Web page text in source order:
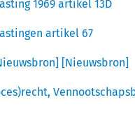
1969 artikel 13D
artikel 67
[Nieuwsbron]